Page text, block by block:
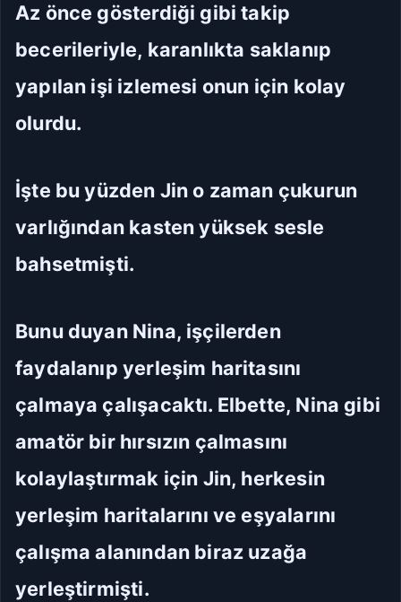
Az önce gösterdiği gibi takip
becerileriyle, karanlıkta saklanıp
yapılan işi izlemesi onun için kolay
olurdu.
İşte bu yüzden Jin o zaman çukurun
varlığından kasten yüksek sesle
bahsetmişti.
Bunu duyan Nina, işçilerden
faydalanıp yerleşim haritasını
çalmaya çalışacaktı. Elbette, Nina gibi
amatör bir hırsızın çalmasını
kolaylaştırmak için Jin, herkesin
yerleşim haritalarını ve eşyalarını
çalışma alanından biraz uzağa
yerleştirmişti.